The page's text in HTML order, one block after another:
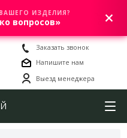
0
Заказать звонок
Напишите нам
Выезд менеджера
ИЗДЕЛИЯ?
вопросов»